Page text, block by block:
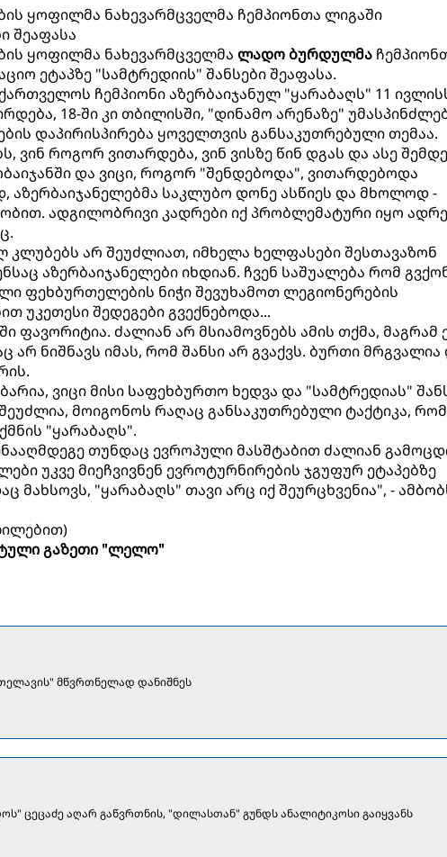
ყოფილმა ნახევარმცველმა ჩემპიონთა ლიგაში
შეაფასა
ყოფილმა ნახევარმცველმა ლადო ბურდულმა
ეტაპზე "სამტრედიის" შანსები შეაფასა.
ჩემპიონი აზერბაიჯანულ "ყარაბაღს" 11
18-ში კი თბილისში, "დინამო არენაზე"
დაპირისპირება ყოველთვის განსაკუთრებული თემაა.
ვინ როგორ ვითარდება, ვინ ვისზე წინ დგას და ასე
და ვიცი, როგორ "შენდებოდა", ვითარდებოდა
აზერბაიჯანელებმა საკლუბო დონე ასწიეს და მხოლოდ -
ადგილობრივი კადრები იქ პრობლემატური იყო
არ შეუძლიათ, იმხელა ხელფასები შესთავაზონ
აზერბაიჯანელები იხდიან. ჩვენ საშუალება რომ
ფეხბურთელების ნიჭი შევუხამოთ ლეგიონერების
უკეთესი შედეგები გვექნებოდა...
ფავორიტია. ძალიან არ მსიამოვნებს ამის თქმა, მაგრამ
არ ნიშნავს იმას, რომ შანსი არ გვაქვს. ბურთი მრგვალია
ვიცი მისი საფეხბურთო ხედვა და "სამტრედიას"
შეუძლია, მოიგონოს რაღაც განსაკუთრებული ტაქტიკა,
"ყარაბაღს".
თუნდაც ევროპული მასშტაბით ძალიან
უკვე მიეჩვივნენ ევროტურნირების ჯგუფურ ეტაპებზე
მახსოვს, "ყარაბაღს" თავი არც იქ შეურცხვენია", -
გაზეთი "ლელო"
მწვრთნელად დანიშნეს
"ტორპედოს" ცეცაძე აღარ გაწვრთნის, "დილასთან" გუნდს ანალიტიკოსი გაიყვანს